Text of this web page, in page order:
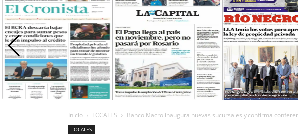
Inicio LOCALES Banco Macro inaugura nuevas sucursales y confirma
LOCALES